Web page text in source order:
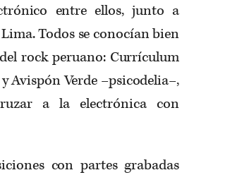
entre ellos, junto a
Todos se conocían bien
rock peruano: Currículum
Avispón Verde –psicodelia–,
a la electrónica con
con partes grabadas